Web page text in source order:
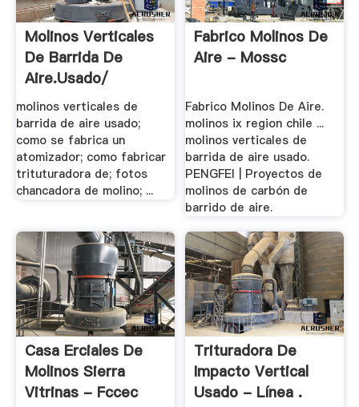
Molinos Verticales
De Barrida De
Aire.usado/
molinos verticales de
barrida de aire usado;
como se fabrica un
atomizador; como fabricar
trituturadora de; fotos
chancadora de molino; ...
Fabrico Molinos De
Aire - Mossc
Fabrico Molinos De Aire.
molinos ix region chile ...
molinos verticales de
barrida de aire usado.
PENGFEI | Proyectos de
molinos de carbón de
barrido de aire.
Casa Erciales De
Molinos Sierra
Vitrinas - Fccec
Trituradora De
Impacto Vertical
Usado - Línea .